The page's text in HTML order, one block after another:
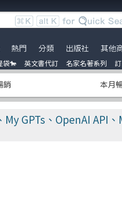
到店取貨新功能上線
※詐騙提醒公告 請勿受騙※
服務｜代訂英文書
訂閱佛系電子報
熱門
Python
Linux
Penetration-test
DevOps
分類
電子電路電機類
雲端運算
前端開發
行動軟體開發
出版社
全華圖書
五南
電子工業
高思數位網路
其他
暢銷外文書
IT T-shirt
創客‧自造者工作坊
袋🐎 英文書代訂 名家名著系列
銷 本月
GPTs、OpenAI API